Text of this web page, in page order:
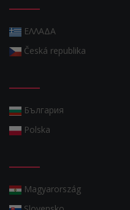
ΕΛΛΑΔΑ
Česká republika
България
Polska
Magyarország